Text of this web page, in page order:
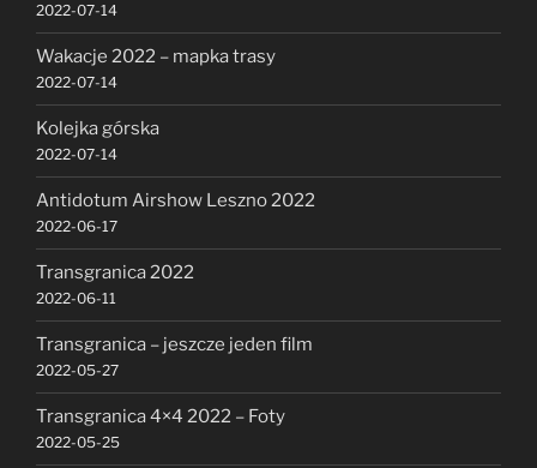
2022-07-14
Wakacje 2022 – mapka trasy
2022-07-14
Kolejka górska
2022-07-14
Antidotum Airshow Leszno 2022
2022-06-17
Transgranica 2022
2022-06-11
Transgranica – jeszcze jeden film
2022-05-27
Transgranica 4×4 2022 – Foty
2022-05-25